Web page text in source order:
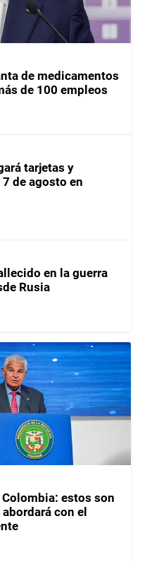
de medicamentos
de 100 empleos
tarjetas y
de agosto en
en la guerra
Rusia
estos son
con el